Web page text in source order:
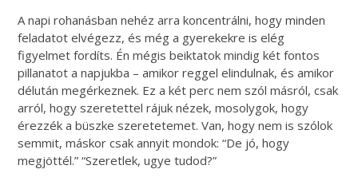
A napi rohanásban nehéz arra koncentrálni, hogy minden
feladatot elvégezz, és még a gyerekekre is elég
figyelmet fordíts. Én mégis beiktatok mindig két fontos
pillanatot a napjukba – amikor reggel elindulnak, és amikor
délután megérkeznek. Ez a két perc nem szól másról, csak
arról, hogy szeretettel rájuk nézek, mosolygok, hogy
érezzék a büszke szeretetemet. Van, hogy nem is szólok
semmit, máskor csak annyit mondok: “De jó, hogy
megjöttél.” “Szeretlek, ugye tudod?”